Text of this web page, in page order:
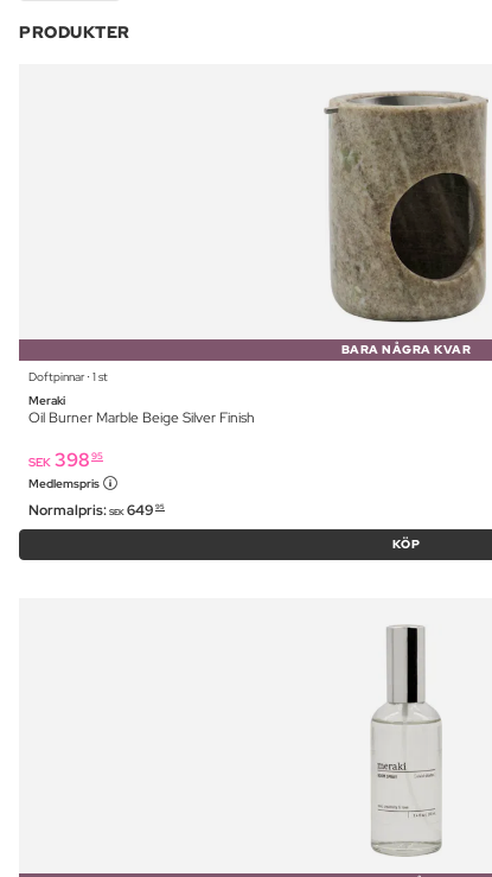
PRODUKTER
BARA NÅGRA KVAR
Doftpinnar ⋅ 1 st
Meraki
Oil Burner Marble Beige Silver Finish
SEK 398 95
Medlemspris
Normalpris: SEK 649 95
KÖP